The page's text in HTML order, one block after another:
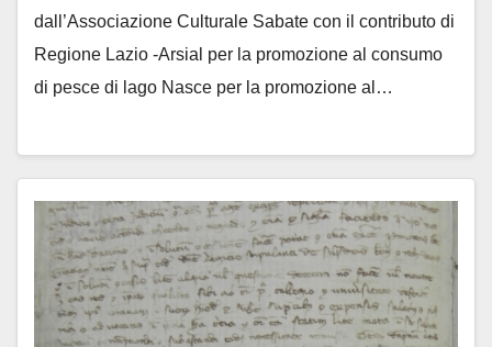
dall’Associazione Culturale Sabate con il contributo di
Regione Lazio -Arsial per la promozione al consumo
di pesce di lago Nasce per la promozione al…